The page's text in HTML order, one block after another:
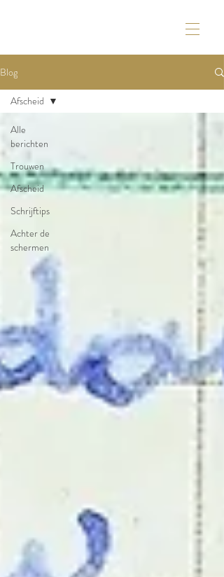
Blog
Alle
berichten
Trouwen
Afscheid
Schrijftips
Achter de
schermen
Afscheid